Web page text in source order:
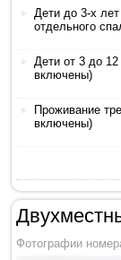
Дети до 3-х
отдельного
Дети от 3 до
включены)
Проживание
включены)
Фотографии